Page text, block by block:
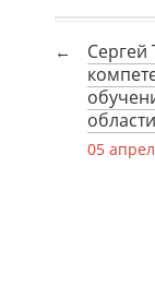
Сергей
05